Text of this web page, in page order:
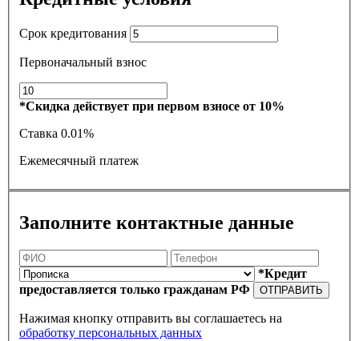
Срок кредитования
Первоначальный взнос
*Скидка действует при первом взносе от 10%
Ставка 0.01%
Ежемесячный платеж
Заполните контактные данные
*Кредит
предоставляется только гражданам РФ
ОТПРАВИТЬ
Нажимая кнопку отправить вы соглашаетесь на
обработку персональных данных